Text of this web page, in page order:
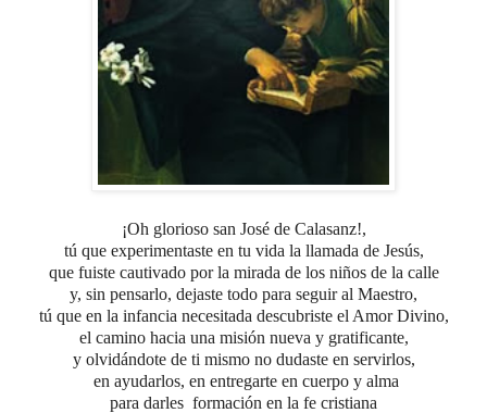
¡Oh glorioso san José de Calasanz!,
tú que experimentaste en tu vida la llamada de Jesús,
que fuiste cautivado por la mirada de los niños de la calle
y, sin pensarlo, dejaste todo para seguir al Maestro,
tú que en la infancia necesitada descubriste el Amor Divino,
el camino hacia una misión nueva y gratificante,
y olvidándote de ti mismo no dudaste en servirlos,
en ayudarlos, en entregarte en cuerpo y alma
para darles formación en la fe cristiana